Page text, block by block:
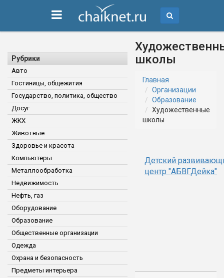
Рубрики
Авто
Гостиницы, общежития
Государство, политика, общество
Досуг
ЖКХ
Животные
Здоровье и красота
Компьютеры
Металлообработка
Недвижимость
Нефть, газ
Оборудование
Образование
Общественные организации
Одежда
Охрана и безопасность
Предметы интерьера
школы
Главная
Организации
Образование
Художественные
школы
Детский
центр "АБВГДейка"